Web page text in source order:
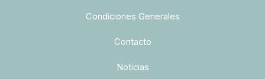
Condiciones Generales
Contacto
Noticias